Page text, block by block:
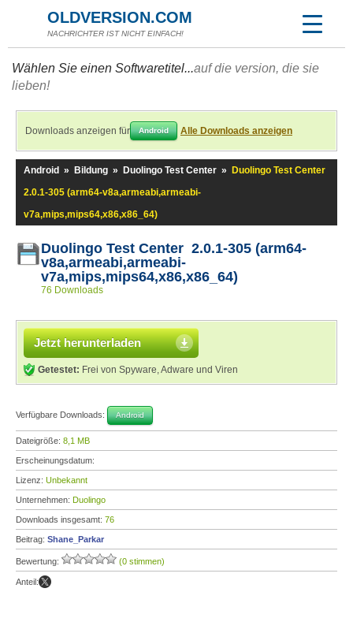
OLDVERSION.COM
NACHRICHTER IST NICHT EINFACH!
Wählen Sie einen Softwaretitel...auf die version, die sie
lieben!
Downloads anzeigen für Android Alle Downloads anzeigen
Android » Bildung » Duolingo Test Center »
Duolingo Test Center
2.0.1-305 (arm64-v8a,armeabi,armeabi-
v7a,mips,mips64,x86,x86_64)
Duolingo Test Center 2.0.1-305 (arm64-
v8a,armeabi,armeabi-
v7a,mips,mips64,x86,x86_64)
76 Downloads
Jetzt herunterladen
Getestet: Frei von Spyware, Adware und Viren
Verfügbare Downloads: Android
Dateigröße: 8,1 MB
Erscheinungsdatum:
Lizenz: Unbekannt
Unternehmen: Duolingo
Downloads insgesamt: 76
Beitrag: Shane_Parkar
Bewertung: (0 stimmen)
Anteil: